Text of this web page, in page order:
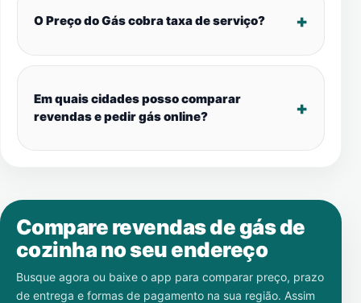
O Preço do Gás cobra taxa de serviço?
Em quais cidades posso comparar
revendas e pedir gás online?
Compare revendas de gás de
cozinha no seu endereço
Busque agora ou baixe o app para comparar preço, prazo
de entrega e formas de pagamento na sua região. Assim